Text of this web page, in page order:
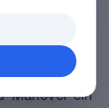
gefallenen
-Manöver ein